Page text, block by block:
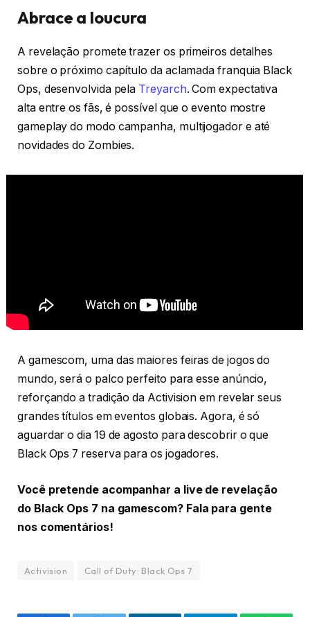
Abrace a loucura
A revelação promete trazer os primeiros detalhes
sobre o próximo capítulo da aclamada franquia Black
Ops, desenvolvida pela Treyarch. Com expectativa
alta entre os fãs, é possível que o evento mostre
gameplay do modo campanha, multijogador e até
novidades do Zombies.
A gamescom, uma das maiores feiras de jogos do
mundo, será o palco perfeito para esse anúncio,
reforçando a tradição da Activision em revelar seus
grandes títulos em eventos globais. Agora, é só
aguardar o dia 19 de agosto para descobrir o que
Black Ops 7 reserva para os jogadores.
Você pretende acompanhar a live de revelação
do Black Ops 7 na gamescom? Fala para gente
nos comentários!
Activision Call of Duty: Black Ops 7